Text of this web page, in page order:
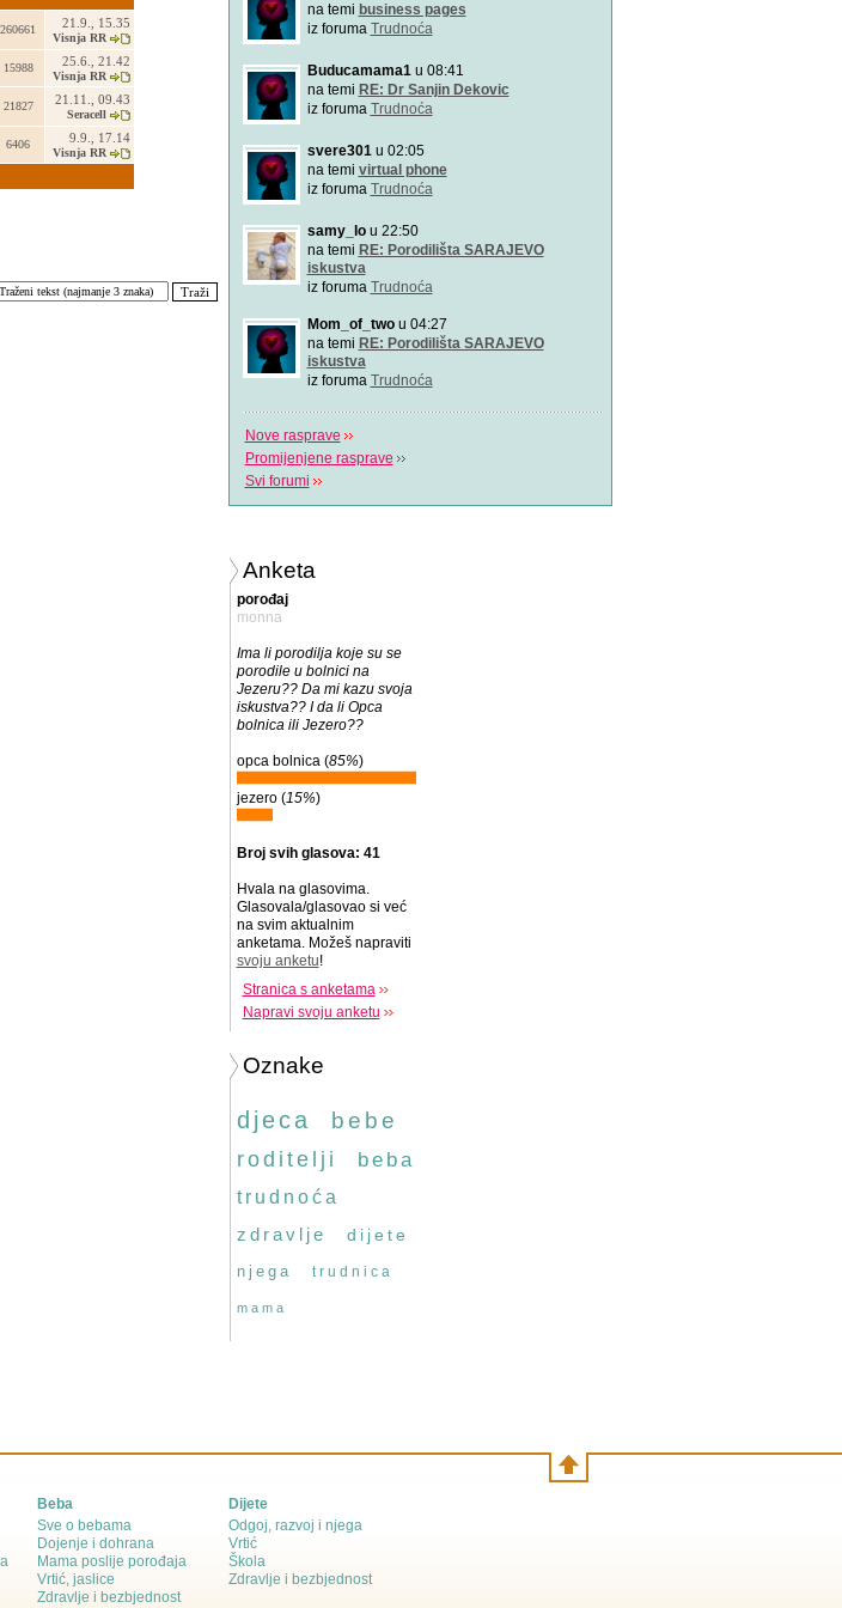
260661 21.9., 15.35
Visnja RR
15988 25.6., 21.42
Visnja RR
21827 21.11., 09.43
Seracell
6406 9.9., 17.14
Visnja RR
na temi business pages
iz foruma Trudnoća
Buducamama1u 08:41
na temi RE: Dr Sanjin Dekovic
iz foruma Trudnoća
svere301u 02:05
na temi virtual phone
iz foruma Trudnoća
samy_lou 22:50
na temi RE: Porodilišta SARAJEVO
iskustva
iz foruma Trudnoća
Mom_of_twou 04:27
na temi RE: Porodilišta SARAJEVO
iskustva
iz foruma Trudnoća
Nove rasprave
Promijenjene rasprave
Svi forumi
Anketa
porođaj
monna
Ima li porodilja koje su se
porodile u bolnici na
Jezeru?? Da mi kazu svoja
iskustva?? I da li Opca
bolnica ili Jezero??
opca bolnica (85%)
jezero (15%)
Broj svih glasova: 41
Hvala na glasovima.
Glasovala/glasovao si već
na svim aktualnim
anketama. Možeš napraviti
svoju anketu!
Stranica s anketama
Napravi svoju anketu
Oznake
djeca bebe
roditelji beba
trudnoća
zdravlje
dijete
njega trudnica
mama
Beba
Sve o bebama
Dojenje i dohrana
Mama poslije porođaja
Vrtić, jaslice
Zdravlje i bezbjednost
Dijete
Odgoj, razvoj i njega
Vrtić
Škola
Zdravlje i bezbjednost